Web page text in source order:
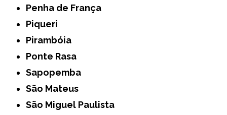
Penha de França
Piqueri
Pirambóia
Ponte Rasa
Sapopemba
São Mateus
São Miguel Paulista